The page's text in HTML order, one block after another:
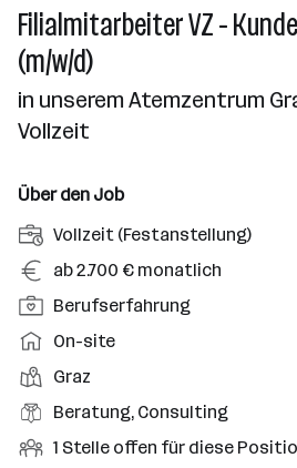
Filialmitarbeiter VZ -
(m/w/d)
in unserem Atemzentrum
Vollzeit
Über den Job
A
n
t
e
l
u
n
Vollzeit (Festanstellung)
G
e
h
a
l
t
ab 2.700 € monatlich
P
o
i
t
i
Berufserfahrung
A
r
b
e
i
On-site
D
i
n
Graz
B
e
Beratung, Consulting
O
1 Stelle offen für diese